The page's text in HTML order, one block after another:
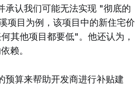
承认我们可能无法实现 "彻底的
项目为例，该项目中的新住宅价
其他项目都要低"。他还认为，
赖。
预算来帮助开发商进行补贴建